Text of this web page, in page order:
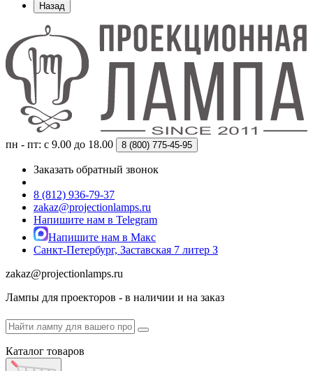
Назад
пн - пт: с 9.00 до 18.00 8 (800) 775-45-95
Заказать обратный звонок
8 (812) 936-79-37
zakaz@projectionlamps.ru
Напишите нам в Telegram
Напишите нам в Макс
Санкт-Петербург, Заставская 7 литер З
zakaz@projectionlamps.ru
Лампы для проекторов - в наличии и на заказ
Каталог товаров